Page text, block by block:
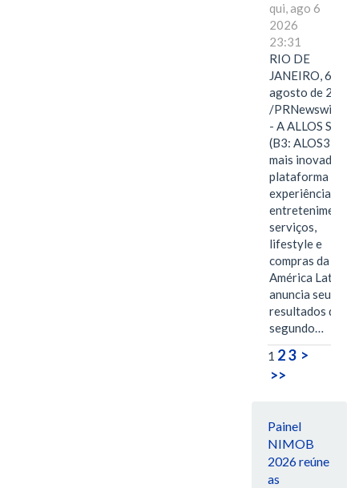
qui, ago 6
2026
23:31
RIO DE
JANEIRO, 6 de
agosto de 2026
/PRNewswire/ -
- A ALLOS S.A.
(B3: ALOS3), a
mais inovadora
plataforma de
experiências,
entretenimento,
serviços,
lifestyle e
compras da
América Latina
anuncia seus
resultados do
segundo…
1 23 >
>>
Painel
NIMOB
2026 reúne
as